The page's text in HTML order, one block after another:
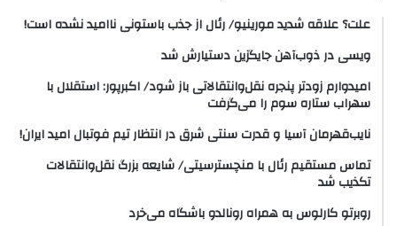
علت؟ علاقه شدید مورینیو/ رئال از جذب باستونی ناامید نشده است!
ویسی در ذوب‌آهن جایگزین دستیارش شد
امیدوارم زودتر پنجره نقل‌وانتقالاتی باز شود/ اکبرپور: استقلال با
سهراب ستاره سوم را می‌گرفت
نایب‌قهرمان آسیا و قدرت سنتی شرق در انتظار تیم فوتبال امید ایران!
تماس مستقیم رئال با منچسترسیتی/ شایعه بزرگ نقل‌وانتقالات
تکذیب شد
روبرتو کارلوس به همراه رونالدو باشگاه می‌خرد